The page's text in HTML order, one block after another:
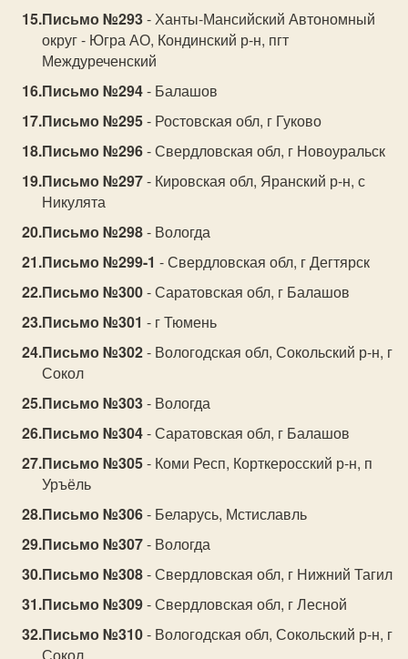
Письмо №293- Ханты-Мансийский Автономный
округ - Югра АО, Кондинский р-н, пгт
Междуреченский
Письмо №294- Балашов
Письмо №295- Ростовская обл, г Гуково
Письмо №296- Свердловская обл, г Новоуральск
Письмо №297- Кировская обл, Яранский р-н, с
Никулята
Письмо №298- Вологда
Письмо №299-1 - Свердловская обл, г Дегтярск
Письмо №300- Саратовская обл, г Балашов
Письмо №301 - г Тюмень
Письмо №302- Вологодская обл, Сокольский р-н, г
Сокол
Письмо №303- Вологда
Письмо №304- Саратовская обл, г Балашов
Письмо №305- Коми Респ, Корткеросский р-н, п
Уръёль
Письмо №306- Беларусь, Мстиславль
Письмо №307- Вологда
Письмо №308- Свердловская обл, г Нижний Тагил
Письмо №309- Свердловская обл, г Лесной
Письмо №310- Вологодская обл, Сокольский р-н, г